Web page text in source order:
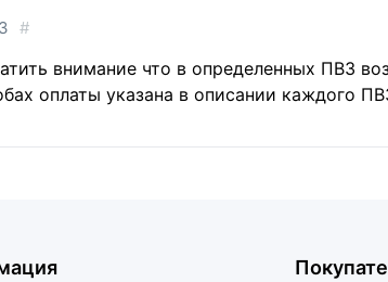
#
внимание что в определенных ПВЗ
оплаты указана в описании каждого